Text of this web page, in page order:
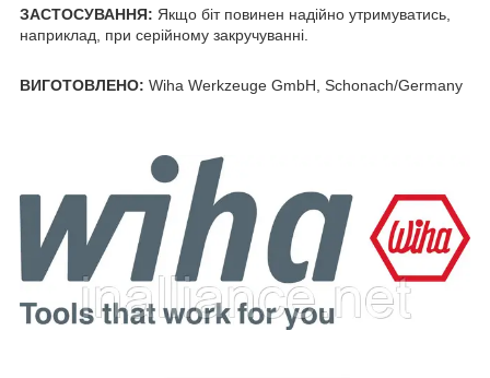
ЗАСТОСУВАННЯ: Якщо біт повинен надійно утримуватись,
наприклад, при серійному закручуванні.
ВИГОТОВЛЕНО: Wiha Werkzeuge GmbH, Schonach/Germany